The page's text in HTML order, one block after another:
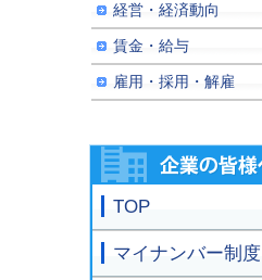
経営・経済動向
賃金・給与
雇用・採用・解雇
TOP
マイナンバー制度